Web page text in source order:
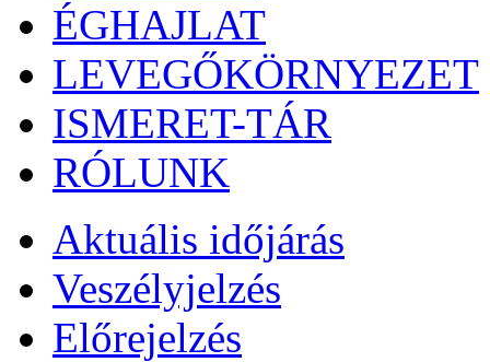
ÉGHAJLAT
LEVEGŐKÖRNYEZET
ISMERET-TÁR
RÓLUNK
Aktuális időjárás
Veszélyjelzés
Előrejelzés